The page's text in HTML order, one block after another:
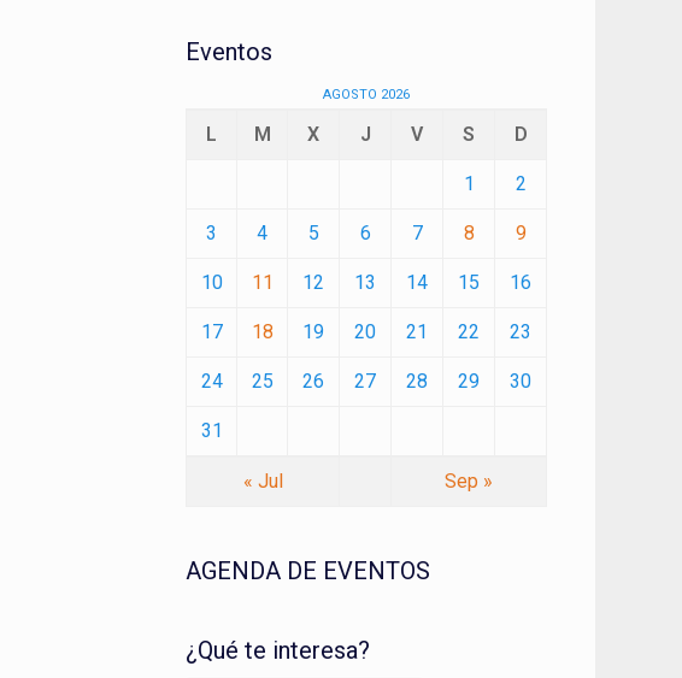
Eventos
AGOSTO 2026
L M X J V S D
1 2
3 4 5 6 7 8 9
10 11 12 13 14 15 16
17 18 19 20 21 22 23
24 25 26 27 28 29 30
31
« Jul Sep »
AGENDA DE EVENTOS
¿Qué te interesa?